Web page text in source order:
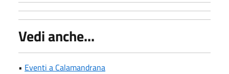
Vedi anche...
• Eventi a Calamandrana